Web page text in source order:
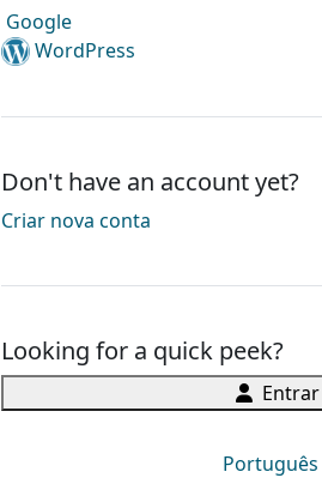
Google
WordPress
Don't have an account yet?
Criar nova conta
Looking for a quick peek?